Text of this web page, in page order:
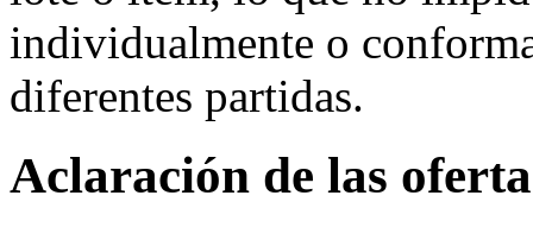
individualmente o
diferentes partidas.
Aclaración de las